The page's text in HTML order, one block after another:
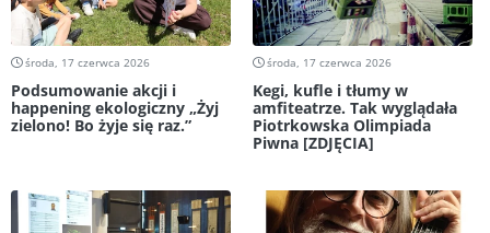
środa, 17 czerwca 2026
Podsumowanie akcji i
happening ekologiczny „Żyj
zielono! Bo żyje się raz.”
środa, 17 czerwca 2026
Kegi, kufle i tłumy w
amfiteatrze. Tak wyglądała
Piotrkowska Olimpiada
Piwna [ZDJĘCIA]